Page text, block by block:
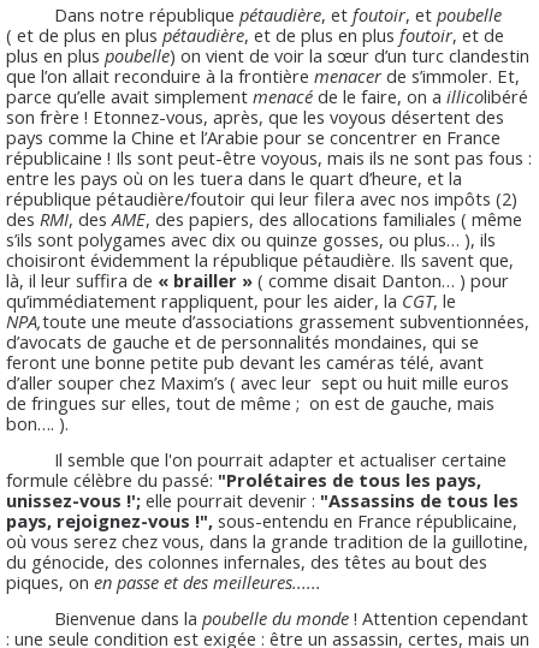
Dans notre république pétaudière, et foutoir, et poubelle
( et de plus en plus pétaudière, et de plus en plus foutoir, et de
plus en plus poubelle) on vient de voir la sœur d’un turc clandestin
que l’on allait reconduire à la frontière menacer de s’immoler. Et,
parce qu’elle avait simplement menacé de le faire, on a illicolibéré
son frère ! Etonnez-vous, après, que les voyous désertent des
pays comme la Chine et l’Arabie pour se concentrer en France
républicaine ! Ils sont peut-être voyous, mais ils ne sont pas fous :
entre les pays où on les tuera dans le quart d’heure, et la
république pétaudière/foutoir qui leur filera avec nos impôts (2)
des RMI, des AME, des papiers, des allocations familiales ( même
s’ils sont polygames avec dix ou quinze gosses, ou plus… ), ils
choisiront évidemment la république pétaudière. Ils savent que,
là, il leur suffira de « brailler » ( comme disait Danton… ) pour
qu’immédiatement rappliquent, pour les aider, la CGT, le
NPA,toute une meute d’associations grassement subventionnées,
d’avocats de gauche et de personnalités mondaines, qui se
feront une bonne petite pub devant les caméras télé, avant
d’aller souper chez Maxim’s ( avec leur sept ou huit mille euros
de fringues sur elles, tout de même ; on est de gauche, mais
bon…. ).
Il semble que l'on pourrait adapter et actualiser certaine
formule célèbre du passé: "Prolétaires de tous les pays,
unissez-vous !'; elle pourrait devenir : "Assassins de tous les
pays, rejoignez-vous !", sous-entendu en France républicaine,
où vous serez chez vous, dans la grande tradition de la guillotine,
du génocide, des colonnes infernales, des têtes au bout des
piques, on en passe et des meilleures......
Bienvenue dans la poubelle du monde ! Attention cependant
: une seule condition est exigée : être un assassin, certes, mais un